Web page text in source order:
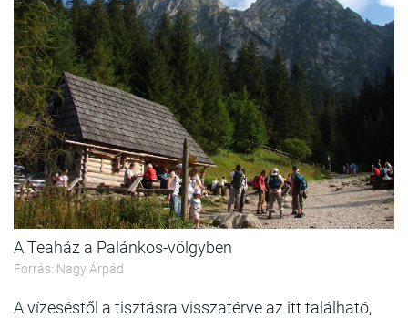
A Teaház a Palánkos-völgyben
Forrás: Nagy Árpád
A vízeséstől a tisztásra visszatérve az itt található,